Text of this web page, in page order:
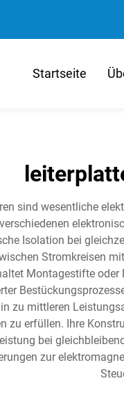
Startseite
sind wesentliche
Isolation bei
Stromkreisen
Montagestifte
zu mittleren
zu erfüllen. Ihre
bei
zur